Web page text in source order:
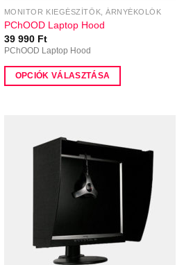
MONITOR KIEGÉSZÍTŐK, ÁRNYÉKOLÓK
PChOOD Laptop Hood
39 990 Ft
PChOOD Laptop Hood
OPCIÓK VÁLASZTÁSA
termékoldalon